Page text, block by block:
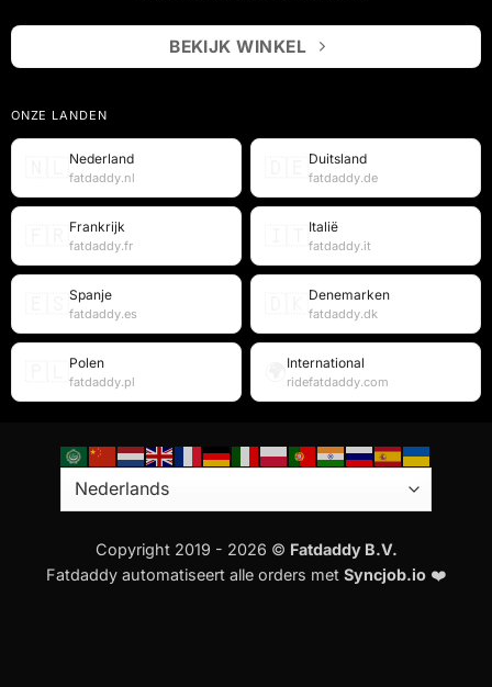
BEKIJK WINKEL
ONZE LANDEN
Nederland
fatdaddy.nl
Duitsland
fatdaddy.de
Frankrijk
fatdaddy.fr
Italië
fatdaddy.it
Spanje
fatdaddy.es
Denemarken
fatdaddy.dk
Polen
fatdaddy.pl
International
ridefatdaddy.com
Copyright 2019 - 2026 © Fatdaddy B.V.
Fatdaddy automatiseert alle orders met Syncjob.io ❤️